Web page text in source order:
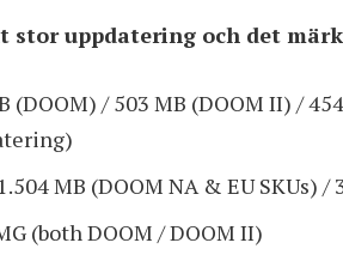
stor uppdatering och det
(DOOM) / 503 MB (DOOM II) /
MB (DOOM NA & EU SKUs) /
(both DOOM / DOOM II)